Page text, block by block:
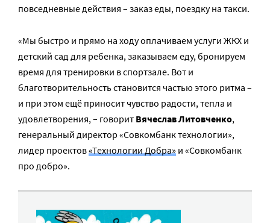
повседневные действия – заказ еды, поездку на такси.
«Мы быстро и прямо на ходу оплачиваем услуги ЖКХ и
детский сад для ребенка, заказываем еду, бронируем
время для тренировки в спортзале. Вот и
благотворительность становится частью этого ритма –
и при этом ещё приносит чувство радости, тепла и
удовлетворения, – говорит Вячеслав Литовченко,
генеральный директор «Совкомбанк технологии»,
лидер проектов«Технологии Добра» и «Совкомбанк
про добро».